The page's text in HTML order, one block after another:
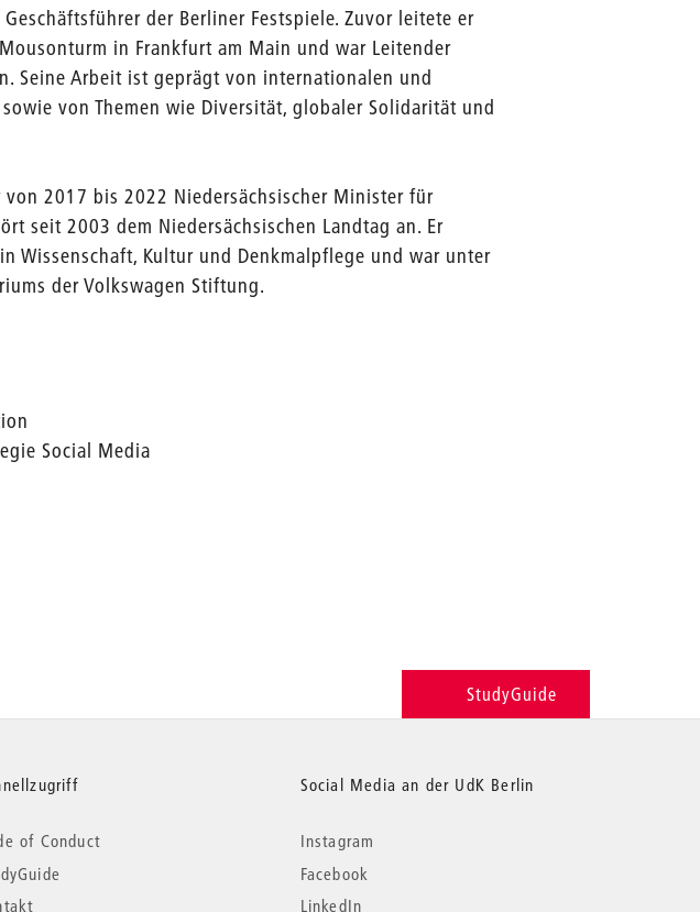
der Berliner Festspiele. Zuvor leitete er
in Frankfurt am Main und war Leitender
Seine Arbeit ist geprägt von internationalen und
von Themen wie Diversität, globaler Solidarität und
von 2017 bis 2022 Niedersächsischer Minister für
seit 2003 dem Niedersächsischen Landtag an. Er
Wissenschaft, Kultur und Denkmalpflege und war unter
der Volkswagen Stiftung.
Social Media
StudyGuide
of Conduct
Social Media an der UdK Berlin
Instagram
Facebook
LinkedIn